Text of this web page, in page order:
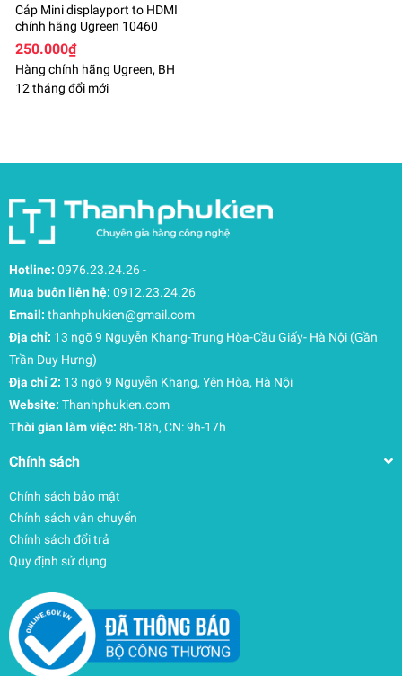
Cáp Mini displayport to HDMI
chính hãng Ugreen 10460
250.000₫
Hàng chính hãng Ugreen, BH
12 tháng đổi mới
Hotline: 0976.23.24.26-
Mua buôn liên hệ: 0912.23.24.26
Email: thanhphukien@gmail.com
Địa chỉ: 13 ngõ 9 Nguyễn Khang-Trung Hòa-Cầu Giấy- Hà Nội (Gần
Trần Duy Hưng)
Địa chỉ 2: 13 ngõ 9 Nguyễn Khang, Yên Hòa, Hà Nội
Website: Thanhphukien.com
Thời gian làm việc: 8h-18h, CN: 9h-17h
Chính sách
Chính sách bảo mật
Chính sách vận chuyển
Chính sách đổi trả
Quy định sử dụng